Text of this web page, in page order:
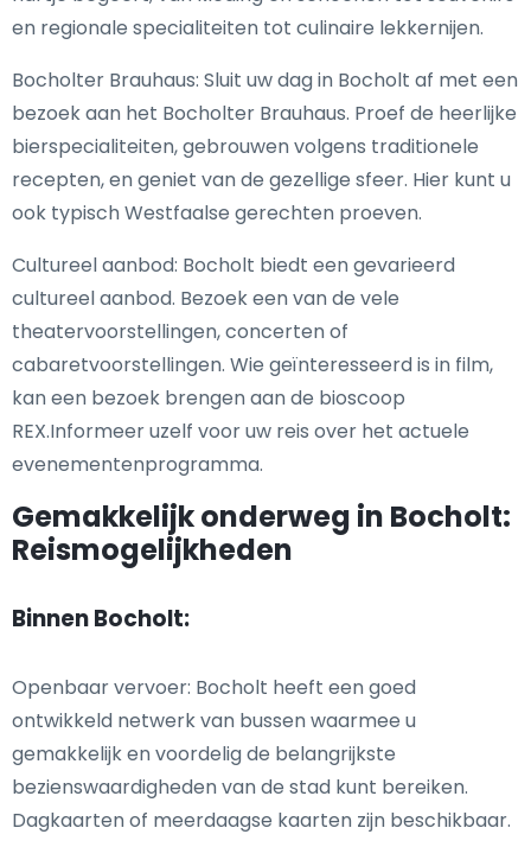
en regionale specialiteiten tot culinaire lekkernijen.
Bocholter Brauhaus: Sluit uw dag in Bocholt af met een
bezoek aan het Bocholter Brauhaus. Proef de heerlijke
bierspecialiteiten, gebrouwen volgens traditionele
recepten, en geniet van de gezellige sfeer. Hier kunt u
ook typisch Westfaalse gerechten proeven.
Cultureel aanbod: Bocholt biedt een gevarieerd
cultureel aanbod. Bezoek een van de vele
theatervoorstellingen, concerten of
cabaretvoorstellingen. Wie geïnteresseerd is in film,
kan een bezoek brengen aan de bioscoop
REX.Informeer uzelf voor uw reis over het actuele
evenementenprogramma.
Gemakkelijk onderweg in Bocholt:
Reismogelijkheden
Binnen Bocholt:
Openbaar vervoer: Bocholt heeft een goed
ontwikkeld netwerk van bussen waarmee u
gemakkelijk en voordelig de belangrijkste
bezienswaardigheden van de stad kunt bereiken.
Dagkaarten of meerdaagse kaarten zijn beschikbaar.